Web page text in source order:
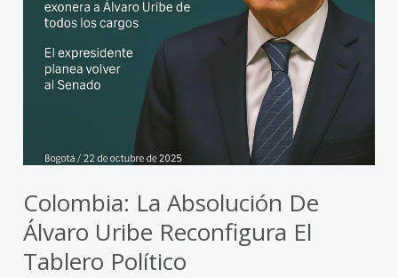
Colombia: La Absolución De
Álvaro Uribe Reconfigura El
Tablero Político
tablero
político